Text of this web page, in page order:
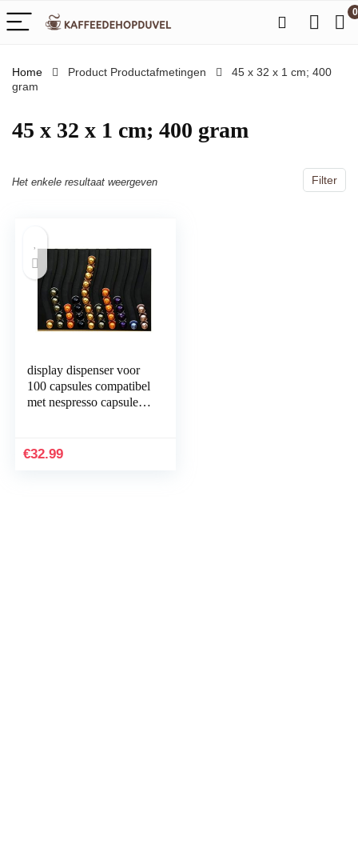
0
Home Product Productafmetingen
‎45 x 32 x 1 cm; 400
gram
‎45 x 32 x 1 cm; 400 gram
Filter
Het enkele resultaat weergeven
display dispenser voor
100 capsules compatibel
met nespresso capsules
€32.99